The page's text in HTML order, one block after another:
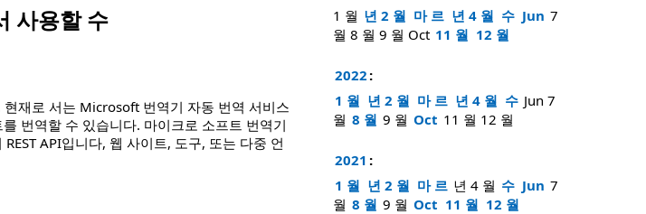
사용할 수
재로 서는 Microsoft 번역기 자동 번역 서비스
번역할 수 있습니다. 마이크로 소프트 번역기
API입니다, 웹 사이트, 도구, 또는 다중 언
1 월 년 2 월 마 르 년 4 월 수 Jun 7
월 8 월 9 월 Oct 11 월 12 월
2022 :
1 월 년 2 월 마 르 년 4 월 수 Jun 7
월 8 월 9 월 Oct 11 월 12 월
2021 :
1 월 년 2 월 마 르 년 4 월 수 Jun 7
월 8 월 9 월 Oct 11 월 12 월